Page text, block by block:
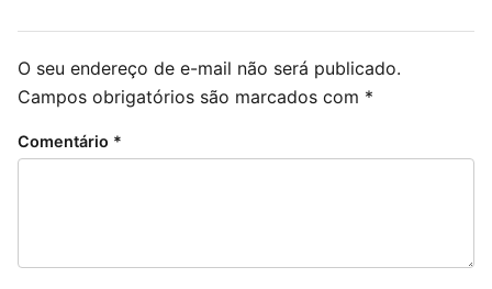
O seu endereço de e-mail não será publicado.
Campos obrigatórios são marcados com *
Comentário *